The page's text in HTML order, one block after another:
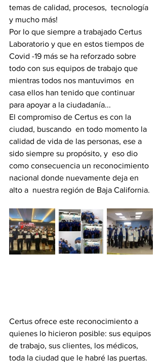
temas de calidad, procesos,  tecnología
y mucho más!
Por lo que siempre a trabajado Certus
Laboratorio y que en estos tiempos de
Covid -19 más se ha reforzado sobre
todo con sus equipos de trabajo que
mientras todos nos mantuvimos  en
casa ellos han tenido que continuar
para apoyar a la ciudadanía...
El compromiso de Certus es con la
ciudad, buscando  en todo momento la
calidad de vida de las personas, ese a
sido siempre su propósito, y  eso dio
como consecuencia un reconocimiento
nacional donde nuevamente deja en
alto a  nuestra región de Baja California.
Certus ofrece este reconocimiento a
quienes lo hicieron posible: sus equipos
de trabajo, sus clientes, los médicos,
toda la ciudad que le habré las puertas.